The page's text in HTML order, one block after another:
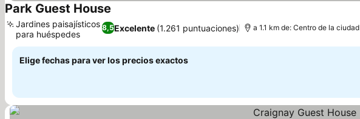
Park Guest House
8,5Excelente (1.261 puntuaciones)
Jardines paisajísticos
para huéspedes
a 1.1 km de: Centro de la ciudad
Elige fechas para ver los precios exactos